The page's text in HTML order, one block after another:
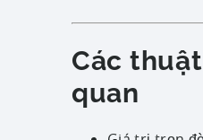
Các
quan